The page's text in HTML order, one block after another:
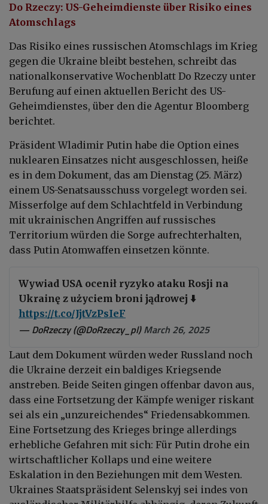
Do Rzeczy: US-Geheimdienste über Risiko eines
Atomschlags
Das Risiko eines russischen Atomschlags im Krieg
gegen die Ukraine bleibt bestehen, schreibt das
nationalkonservative Wochenblatt Do Rzeczy unter
Berufung auf einen aktuellen Bericht des US-
Geheimdienstes, über den die Agentur Bloomberg
berichtet.
Präsident Wladimir Putin habe die Option eines
nuklearen Einsatzes nicht ausgeschlossen, heiße
es in dem Dokument, das am Dienstag (25. März)
einem US-Senatsausschuss vorgelegt worden sei.
Misserfolge auf dem Schlachtfeld in Verbindung
mit ukrainischen Angriffen auf russisches
Territorium würden die Sorge aufrechterhalten,
dass Putin Atomwaffen einsetzen könnte.
Wywiad USA ocenił ryzyko ataku Rosji na
Ukrainę z użyciem broni jądrowej ⬇️
https://t.co/JjtVzPsIeF
— DoRzeczy (@DoRzeczy_pl)March 26, 2025
Laut dem Dokument würden weder Russland noch
die Ukraine derzeit ein baldiges Kriegsende
anstreben. Beide Seiten gingen offenbar davon aus,
dass eine Fortsetzung der Kämpfe weniger riskant
sei als ein „unzureichendes“ Friedensabkommen.
Eine Fortsetzung des Krieges bringe allerdings
erhebliche Gefahren mit sich: Für Putin drohe ein
wirtschaftlicher Kollaps und eine weitere
Eskalation in den Beziehungen mit dem Westen.
Ukraines Staatspräsident Selenskyj sei indes von